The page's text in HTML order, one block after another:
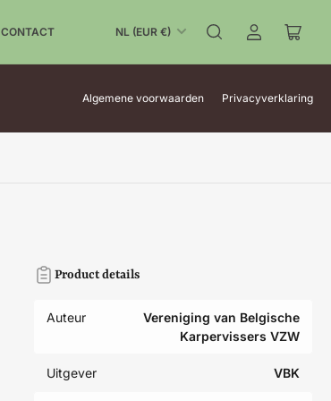
CONTACT
n
d
r
NL (EUR €) Aanmelden
Mini-
Algemene voorwaarden Privacyverklaring
Product details
Auteur
Vereniging van Belgische
Karpervissers VZW
Uitgever VBK